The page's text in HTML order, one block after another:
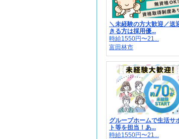
＼未経験の方大歓迎／送
きる方は採用優...
時給1550円〜21...
富田林市
グループホームで生活サ
ト等を担当！あ...
時給1550円〜21...